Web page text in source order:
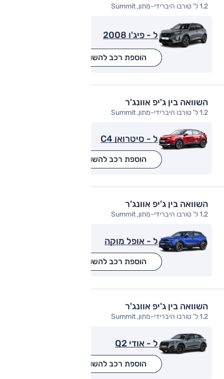
1.2 ל' טורבו היברידי-מתון, Summit
ל - פיג'ו 2008
הוספת רכב להשוואה
השוואה בין ג'יפ אוונג'ר
1.2 ל' טורבו היברידי-מתון, Summit
ל - סיטרואן C4
הוספת רכב להשוואה
השוואה בין ג'יפ אוונג'ר
1.2 ל' טורבו היברידי-מתון, Summit
ל - אופל מוקה
הוספת רכב להשוואה
השוואה בין ג'יפ אוונג'ר
1.2 ל' טורבו היברידי-מתון, Summit
ל - אודי Q2
הוספת רכב להשוואה